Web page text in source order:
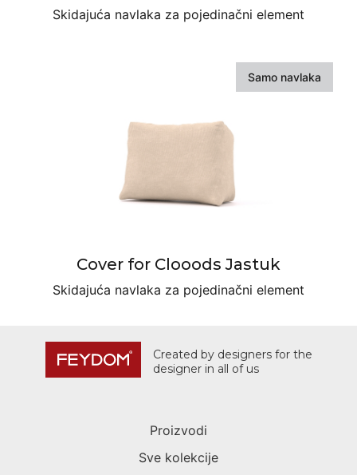
Skidajuća navlaka za pojedinačni element
Samo navlaka
Cover for Clooods Jastuk
Skidajuća navlaka za pojedinačni element
Created by designers for the
designer in all of us
Proizvodi
Sve kolekcije